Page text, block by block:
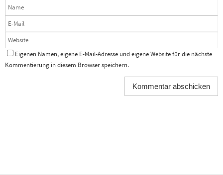
Eigenen Namen, eigene E-Mail-Adresse und eigene Website für die nächste
Kommentierung in diesem Browser speichern.